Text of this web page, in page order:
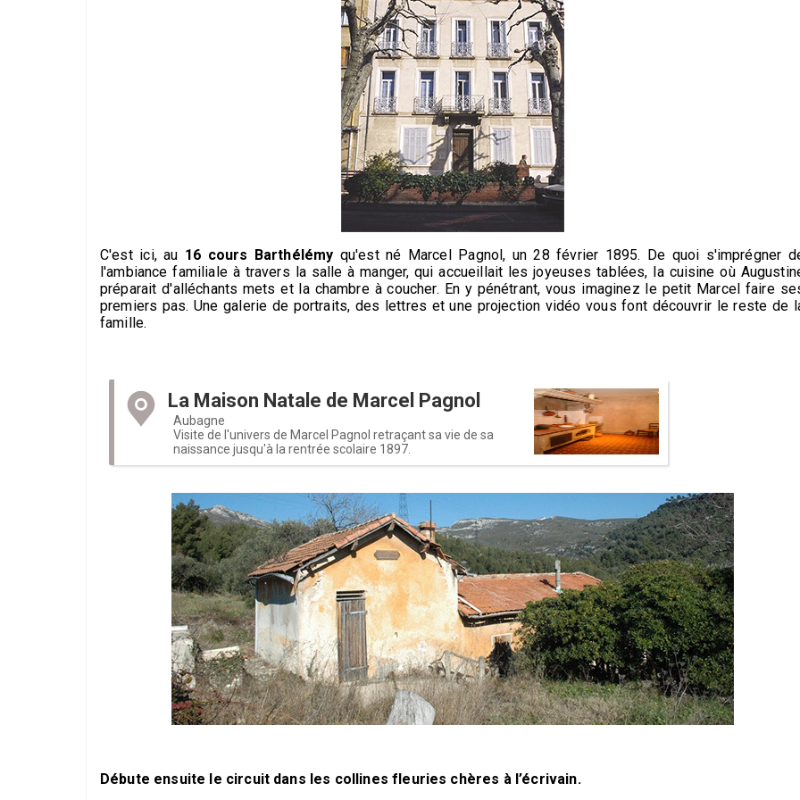
C'est ici, au 16 cours Barthélémy qu'est né Marcel Pagnol, un 28 février 1895. De quoi s'imprégner
l'ambiance familiale à travers la salle à manger, qui accueillait les joyeuses tablées, la cuisine où
préparait d'alléchants mets et la chambre à coucher. En y pénétrant, vous imaginez le petit Marcel faire
premiers pas. Une galerie de portraits, des lettres et une projection vidéo vous font découvrir le reste de
famille.
La Maison Natale de Marcel Pagnol
Aubagne
Visite de l'univers de Marcel Pagnol retraçant sa vie de sa
naissance jusqu'à la rentrée scolaire 1897.
Débute ensuite le circuit dans les collines fleuries chères à l’écrivain.